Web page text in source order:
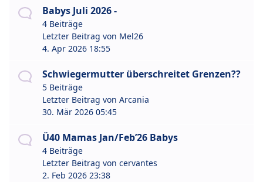
Babys Juli 2026 -
4 Beiträge
Letzter Beitrag von Mel26
4. Apr 2026 18:55
Schwiegermutter überschreitet Grenzen??
5 Beiträge
Letzter Beitrag von Arcania
30. Mär 2026 05:45
Ü40 Mamas Jan/Feb’26 Babys
4 Beiträge
Letzter Beitrag von cervantes
2. Feb 2026 23:38